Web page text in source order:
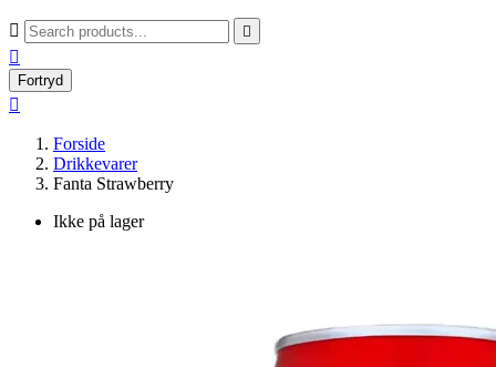
 

Fortryd

Forside
Drikkevarer
Fanta Strawberry
Ikke på lager